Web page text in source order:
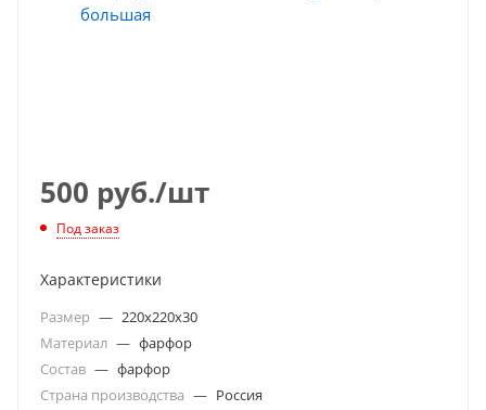
500 руб./шт
Под заказ
Характеристики
Размер — 220х220х30
Материал — фарфор
Состав — фарфор
Страна производства — Россия